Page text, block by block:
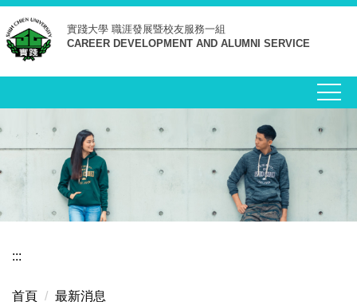
跳
到
主
要
區
實踐大學 職涯發展暨校友服務一組
CAREER DEVELOPMENT AND ALUMNI SERVICE
:::
首頁 最新消息